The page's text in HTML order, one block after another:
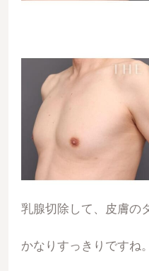
乳腺切除して、皮膚の
かなりすっきりですね。